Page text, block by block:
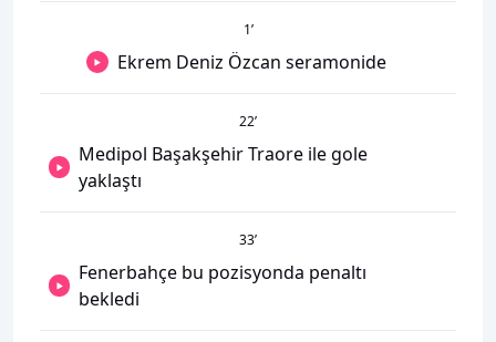
1’
Ekrem Deniz Özcan seramonide
22’
Medipol Başakşehir Traore ile gole
yaklaştı
33’
Fenerbahçe bu pozisyonda penaltı
bekledi